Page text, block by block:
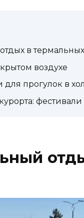
в
воздухе
для прогулок в